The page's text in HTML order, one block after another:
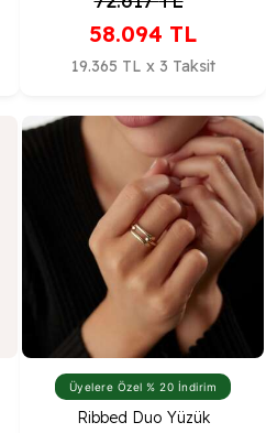
58.094 TL
19.365 TL x 3 Taksit
Üyelere Özel % 20 İndirim
Ribbed Duo Yüzük